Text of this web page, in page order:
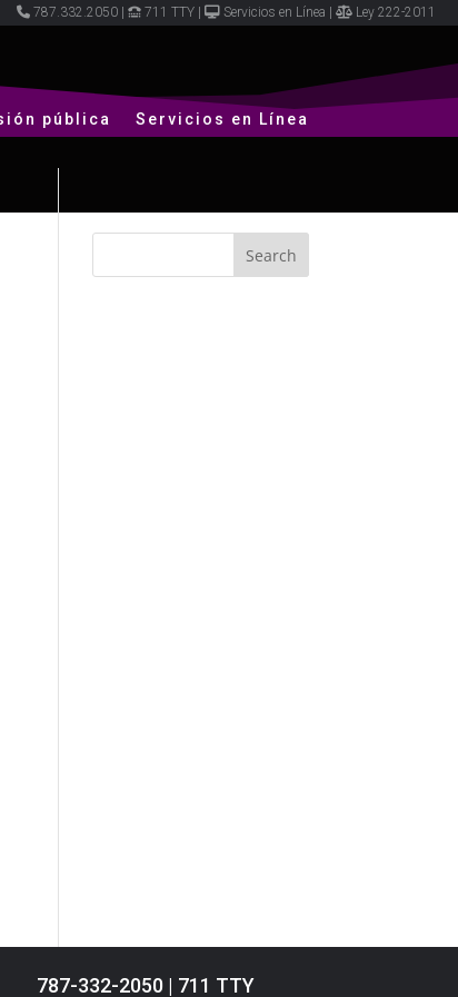
787.332.2050 711 TTY Servicios en Línea Ley 222-2011
pública Servicios en Línea
787-332-2050 | 711 TTY